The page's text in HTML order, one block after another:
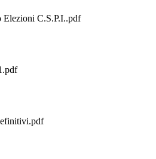
Elezioni C.S.P.I..pdf